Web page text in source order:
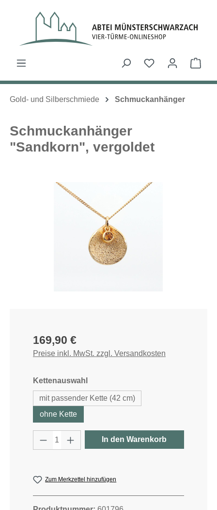
Zum Hauptinhalt springen
Du hast 0
Gold- und Silberschmiede Schmuckanhänger
Schmuckanhänger
"Sandkorn", vergoldet
Bildergalerie überspringen
Regulärer Preis:
169,90 €
Preise inkl. MwSt. zzgl. Versandkosten
Kettenauswahl auswählen
mit passender Kette (42 cm)
ohne Kette
Produkt Anzahl: Gib den
In den Warenkorb
Zum Merkzettel hinzufügen